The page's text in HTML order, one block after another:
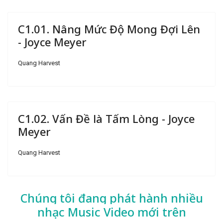
C1.01. Nâng Mức Độ Mong Đợi Lên
- Joyce Meyer
Quang Harvest
C1.02. Vấn Đề là Tấm Lòng - Joyce
Meyer
Quang Harvest
Chúng tôi đang phát hành nhiều
nhạc Music Video mới trên